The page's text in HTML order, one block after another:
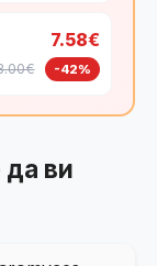
7.58€
-42%
ви